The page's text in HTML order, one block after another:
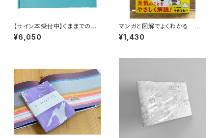
【サイン本受付中】くままでのお
さらい〈特装新版〉
¥6,050
マンガと図解でよくわかる はじ
めての気象学
¥1,430